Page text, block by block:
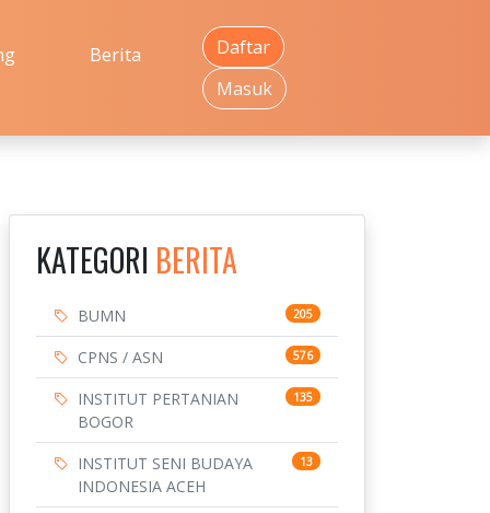
Berita
Daftar
Masuk
KATEGORI BERITA
BUMN 205
CPNS / ASN 576
INSTITUT PERTANIAN
BOGOR
135
INSTITUT SENI BUDAYA
INDONESIA ACEH
13